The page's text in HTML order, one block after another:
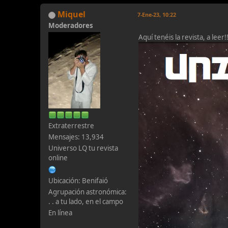
Miquel
Moderadores
Extraterrestre
Mensajes: 13,934
Universo LQ tu revista
online
Ubicación: Benifaió
Agrupación astronómica:
. . a tu lado, en el campo
En línea
7-Ene-23, 10:22
Aquí tenéis la revista, a